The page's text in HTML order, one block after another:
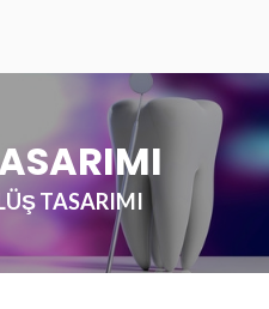
TASARIMI